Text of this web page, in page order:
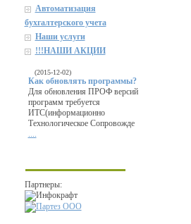
Автоматизация
бухгалтерского учета
Наши услуги
!!!НАШИ АКЦИИ
(2015-12-02)
Как обновлять программы?
Для обновления ПРОФ версий
программ требуется
ИТС(информационно
Технологическое Сопровожде
....
Партнеры: